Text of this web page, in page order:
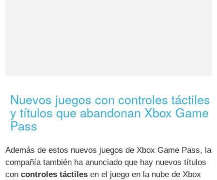
Nuevos juegos con controles táctiles
y títulos que abandonan Xbox Game
Pass
Además de estos nuevos juegos de Xbox Game Pass, la
compañía también ha anunciado que hay nuevos títulos
concontroles táctiles en el juego en la nube de Xbox